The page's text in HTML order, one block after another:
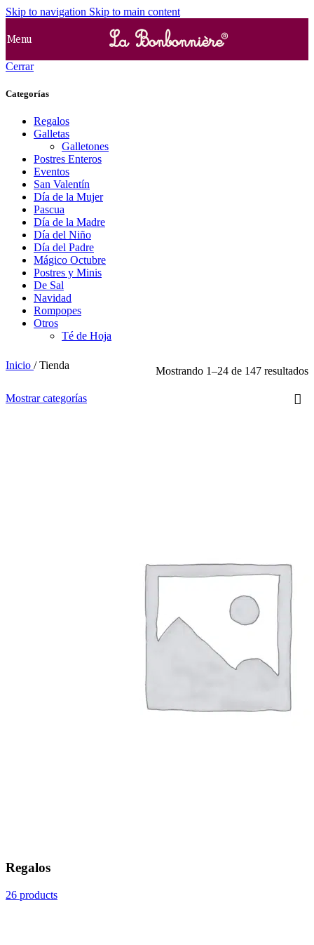
Skip to navigation Skip to main content
Menu
Cerrar
Categorías
Regalos
Galletas
Galletones
Postres Enteros
Eventos
San Valentín
Día de la Mujer
Pascua
Día de la Madre
Día del Niño
Día del Padre
Mágico Octubre
Postres y Minis
De Sal
Navidad
Rompopes
Otros
Té de Hoja
Inicio / Tienda Mostrando 1–24 de 147 resultados
Mostrar categorías
Regalos
26 products